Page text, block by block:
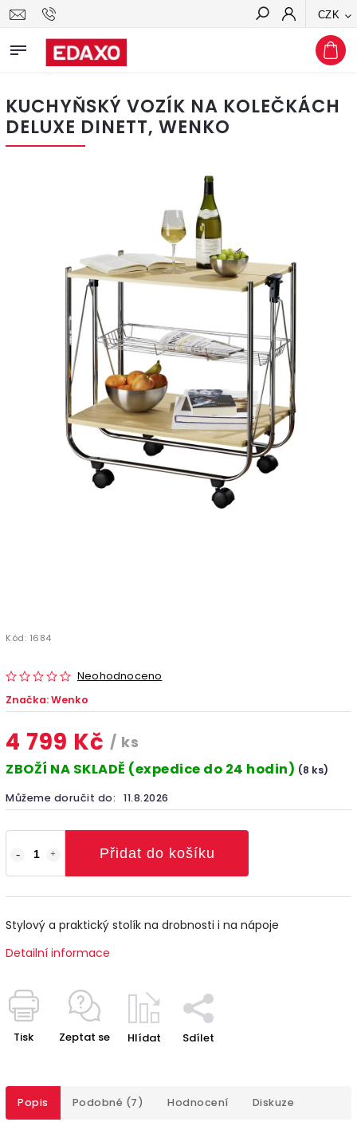
CZK
Hledat
KUCHYŇSKÝ VOZÍK NA KOLEČKÁCH
DELUXE DINETT, WENKO
Kód: 1684
Neohodnoceno
Značka:Wenko
4 799 Kč / ks
ZBOŽÍ NA SKLADĚ (expedice do 24 hodin) (8 ks)
Můžeme doručit do: 11.8.2026
Přidat do košíku
Stylový a praktický stolík na drobnosti i na nápoje
Detailní informace
Tisk Zeptat se Hlídat Sdílet
Popis Podobné (7) Hodnocení Diskuze